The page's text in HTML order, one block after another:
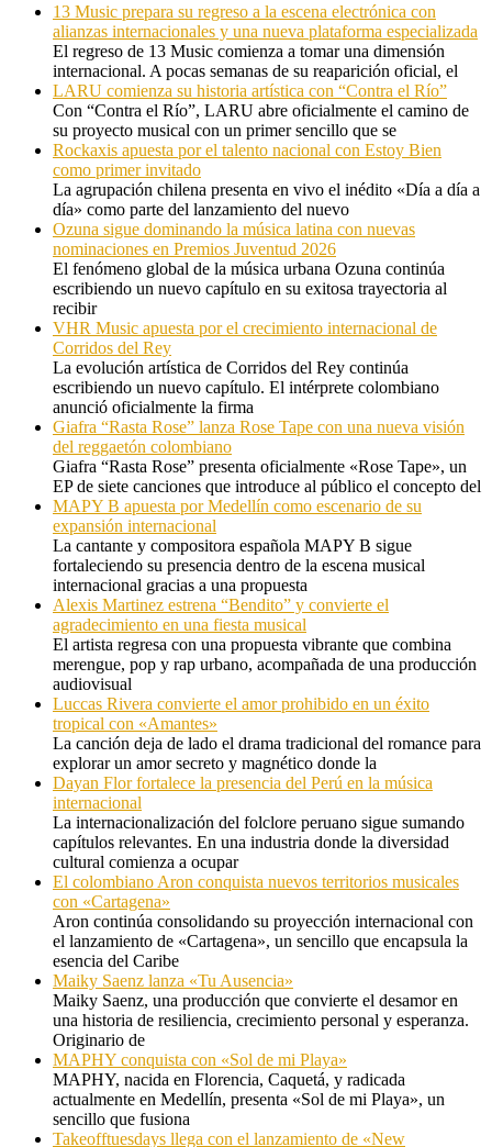
13 Music prepara su regreso a la escena electrónica con
alianzas internacionales y una nueva plataforma especializada
El regreso de 13 Music comienza a tomar una dimensión
internacional. A pocas semanas de su reaparición oficial, el
LARU comienza su historia artística con “Contra el Río”
Con “Contra el Río”, LARU abre oficialmente el camino de
su proyecto musical con un primer sencillo que se
Rockaxis apuesta por el talento nacional con Estoy Bien
como primer invitado
La agrupación chilena presenta en vivo el inédito «Día a día a
día» como parte del lanzamiento del nuevo
Ozuna sigue dominando la música latina con nuevas
nominaciones en Premios Juventud 2026
El fenómeno global de la música urbana Ozuna continúa
escribiendo un nuevo capítulo en su exitosa trayectoria al
recibir
VHR Music apuesta por el crecimiento internacional de
Corridos del Rey
La evolución artística de Corridos del Rey continúa
escribiendo un nuevo capítulo. El intérprete colombiano
anunció oficialmente la firma
Giafra “Rasta Rose” lanza Rose Tape con una nueva visión
del reggaetón colombiano
Giafra “Rasta Rose” presenta oficialmente «Rose Tape», un
EP de siete canciones que introduce al público el concepto del
MAPY B apuesta por Medellín como escenario de su
expansión internacional
La cantante y compositora española MAPY B sigue
fortaleciendo su presencia dentro de la escena musical
internacional gracias a una propuesta
Alexis Martinez estrena “Bendito” y convierte el
agradecimiento en una fiesta musical
El artista regresa con una propuesta vibrante que combina
merengue, pop y rap urbano, acompañada de una producción
audiovisual
Luccas Rivera convierte el amor prohibido en un éxito
tropical con «Amantes»
La canción deja de lado el drama tradicional del romance para
explorar un amor secreto y magnético donde la
Dayan Flor fortalece la presencia del Perú en la música
internacional
La internacionalización del folclore peruano sigue sumando
capítulos relevantes. En una industria donde la diversidad
cultural comienza a ocupar
El colombiano Aron conquista nuevos territorios musicales
con «Cartagena»
Aron continúa consolidando su proyección internacional con
el lanzamiento de «Cartagena», un sencillo que encapsula la
esencia del Caribe
Maiky Saenz lanza «Tu Ausencia»
Maiky Saenz, una producción que convierte el desamor en
una historia de resiliencia, crecimiento personal y esperanza.
Originario de
MAPHY conquista con «Sol de mi Playa»
MAPHY, nacida en Florencia, Caquetá, y radicada
actualmente en Medellín, presenta «Sol de mi Playa», un
sencillo que fusiona
Takeofftuesdays llega con el lanzamiento de «New